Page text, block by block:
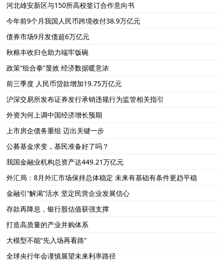
河北雄安新区与150所高校签订合作意向书
今年前9个月我国人民币跨境收付38.9万亿元
债券市场9月发债超6万亿元
秋粮丰收归仓助力端牢饭碗
政策“组合拳”显效 经济数据暖意浓
前三季度 人民币贷款增加19.75万亿元
沪深交易所发布证券发行承销违规行为监管相关指引
外资为何上调中国经济增长预期
上市房企债务重组 迈出关键一步
公募基金求变，基民准备好了吗？
我国金融业机构总资产达449.21万亿元
外汇局：8月外汇市场保持总体稳定 未来有基础有条件更趋平稳
金融引“解渴”活水 坚定民营企业发展信心
存款再降息，银行股估值获强支撑
打造高质量的产业并购体系
大模型不能“先入场再看路”
全球央行年会谨慎展望未来利率路径